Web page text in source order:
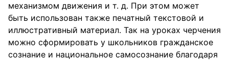
механизмом движения и т. д. При этом может
быть использован также печатный текстовой и
иллюстративный материал. Так на уроках черчения
можно сформировать у школьников гражданское
сознание и национальное самосознание благодаря